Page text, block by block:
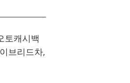
토캐시백
브리드차,